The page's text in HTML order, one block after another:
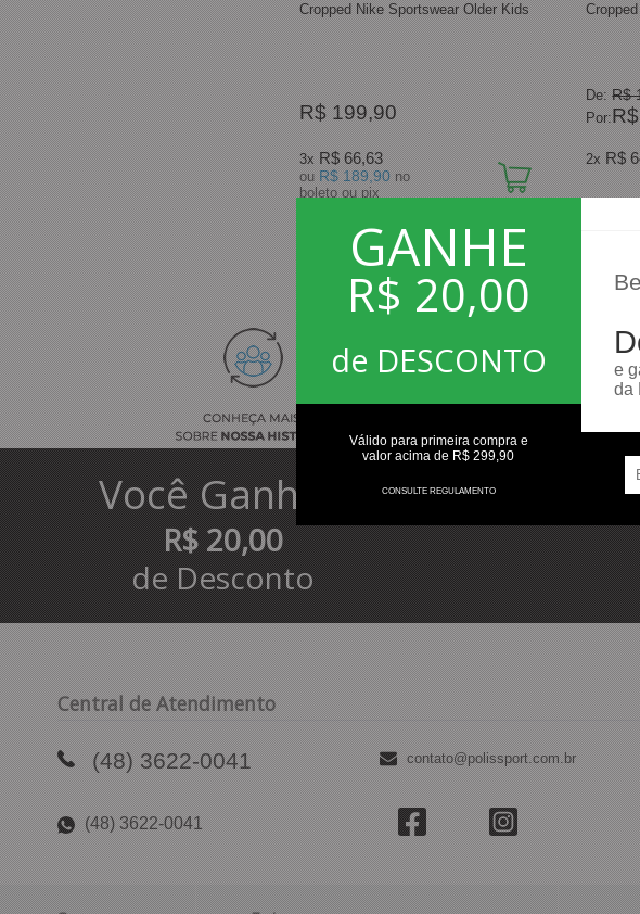
GANHE
R$ 20,00
de DESCONTO
Válido para primeira compra e
valor acima de R$ 299,90
CONSULTE REGULAMENTO
e
da
Cropped Nike Sportswear Older Kids
R$ 199,90
3x R$ 66,63
ou R$ 189,90 no
boleto ou pix
De: R$
Por:
2x R$
VocêGanhou
R$ 20,00
de Desconto
Central de Atendimento
(48) 3622-0041 contato@polissport.com.br
(48) 3622-0041